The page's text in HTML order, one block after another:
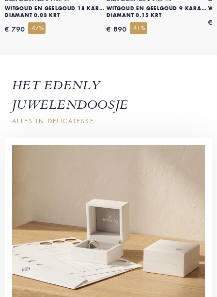
WITGOUD EN GEELGOUD 18 KARAAT (750)
DIAMANT 0.03 KRT
€ 790 -47%
WITGOUD EN GEELGOUD 9 KARAAT (375)
DIAMANT 0.15 KRT
€ 890 -41%
€
HET EDENLY
JUWELENDOOSJE
ALLES IN DELICATESSE